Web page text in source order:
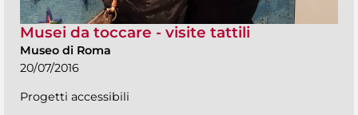
Musei da toccare - visite tattili
Museo di Roma
20/07/2016
Progetti accessibili